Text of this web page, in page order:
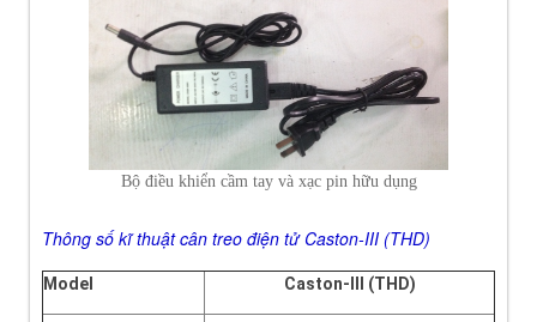
Bộ điều khiển cầm tay và xạc pin hữu dụng
Thông số kĩ thuật cân treo điện tử Caston-III (THD)
Model Caston-III (THD)